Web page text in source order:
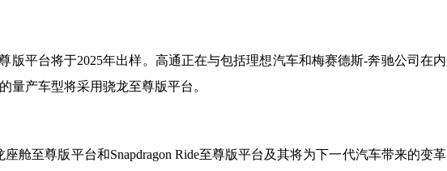
版平台将于2025年出样。高通正在与包括理想汽车和梅赛德斯-奔驰公司在内
量产车型将采用骁龙至尊版平台。
舱至尊版平台和Snapdragon Ride至尊版平台及其将为下一代汽车带来的变革